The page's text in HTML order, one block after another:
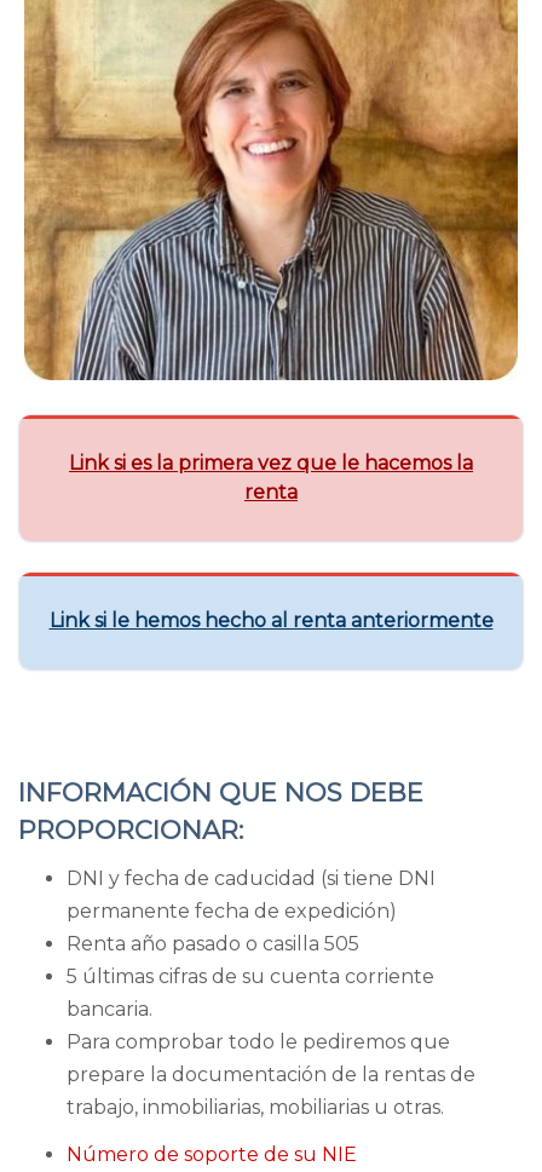
Carmen Esteban
Fiscal y contable
Link si es la primera vez que le hacemos la
renta
Link si le hemos hecho al renta anteriormente
INFORMACIÓN QUE NOS DEBE
PROPORCIONAR:
DNI y fecha de caducidad (si tiene DNI
permanente fecha de expedición)
Renta año pasado o casilla 505
5 últimas cifras de su cuenta corriente
bancaria.
Para comprobar todo le pediremos que
prepare la documentación de la rentas de
trabajo, inmobiliarias, mobiliarias u otras.
Número de soporte de su NIE